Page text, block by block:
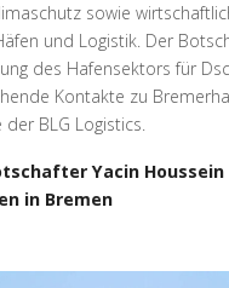
sowie
und Logistik. Der
des Hafensektors für
Kontakte zu
BLG Logistics.
Yacin Houssein
in Bremen